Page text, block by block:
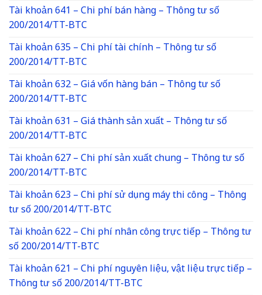
Tài khoản 641 – Chi phí bán hàng – Thông tư số
200/2014/TT-BTC
Tài khoản 635 – Chi phí tài chính – Thông tư số
200/2014/TT-BTC
Tài khoản 632 – Giá vốn hàng bán – Thông tư số
200/2014/TT-BTC
Tài khoản 631 – Giá thành sản xuất – Thông tư số
200/2014/TT-BTC
Tài khoản 627 – Chi phí sản xuất chung – Thông tư số
200/2014/TT-BTC
Tài khoản 623 – Chi phí sử dụng máy thi công – Thông
tư số 200/2014/TT-BTC
Tài khoản 622 – Chi phí nhân công trực tiếp – Thông tư
số 200/2014/TT-BTC
Tài khoản 621 – Chi phí nguyên liệu, vật liệu trực tiếp –
Thông tư số 200/2014/TT-BTC